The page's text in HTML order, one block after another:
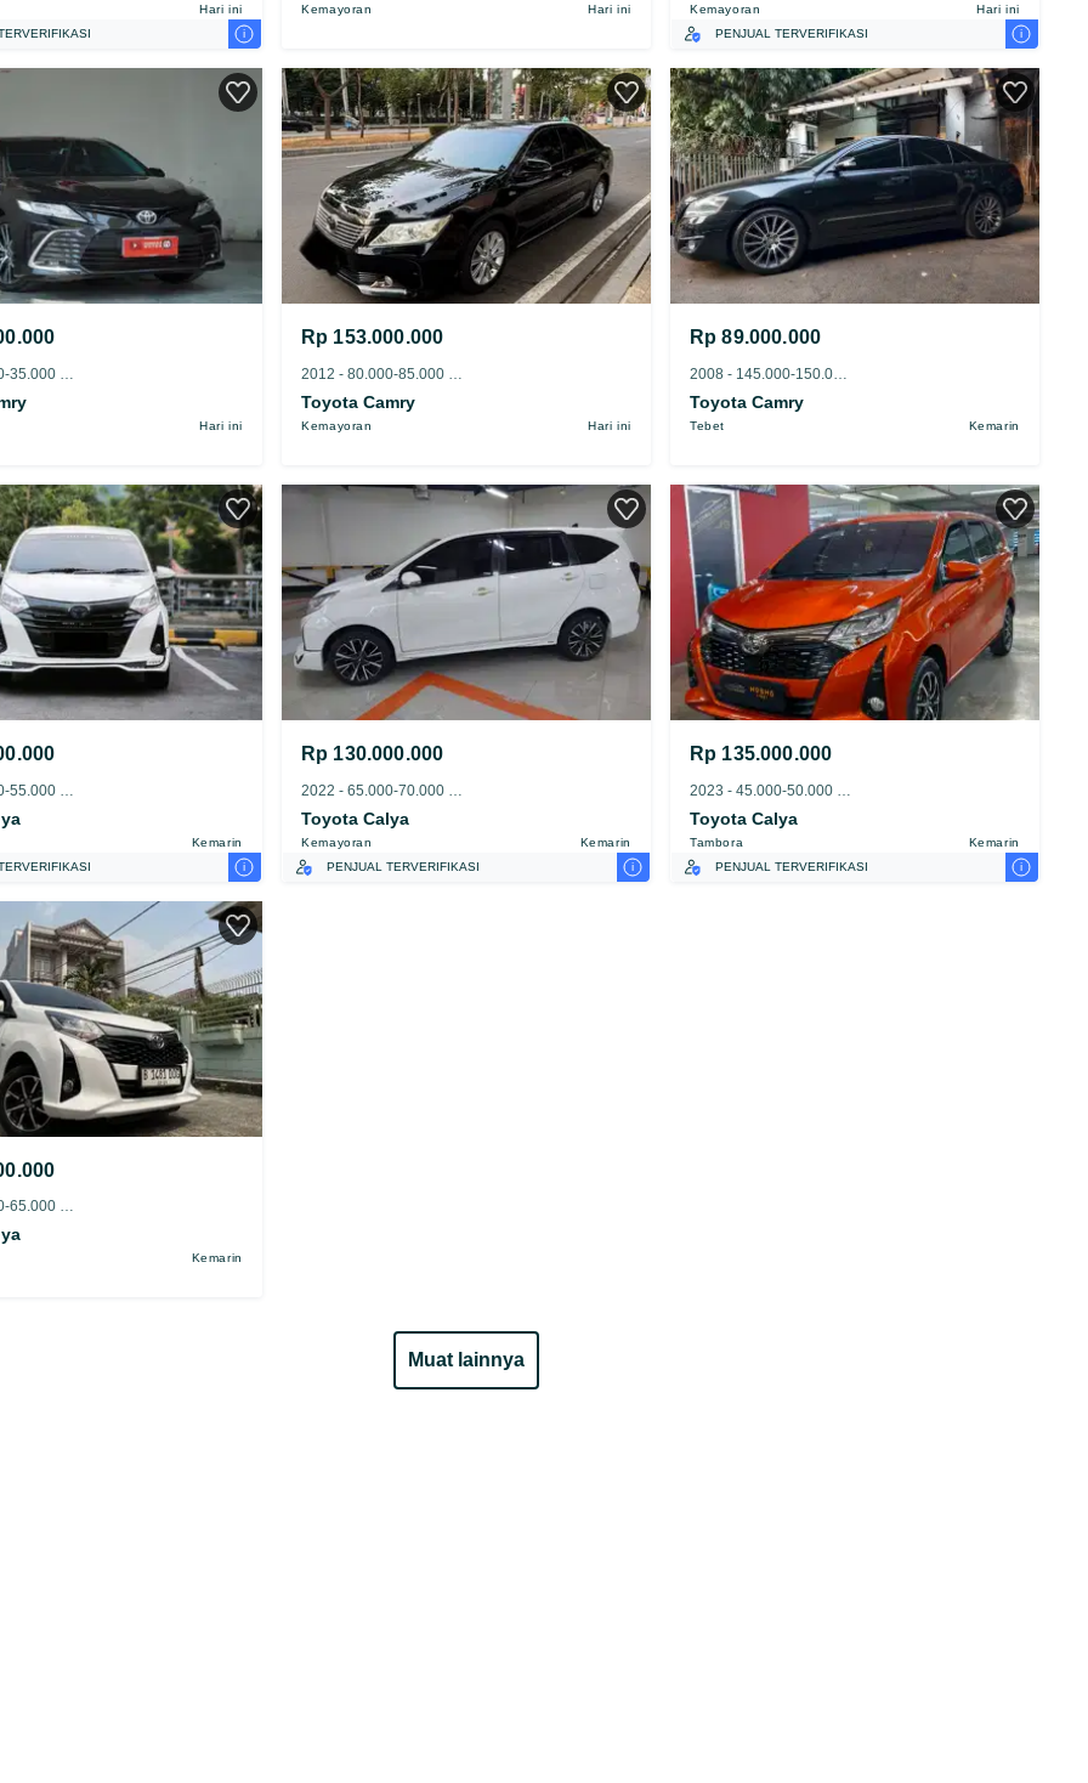
Hari ini
i
Kemayoran Hari ini Kemayoran
Hari ini
PENJUAL TERVERIFIKASI
i
Hari ini
Rp 153.000.000
Toyota Camry
Kemayoran Hari ini
Rp 89.000.000
2008 - 145.000-150.000 km
Toyota Camry
Tebet Kemarin
Kemarin
i
Rp 130.000.000
Toyota Calya
Kemayoran
Kemarin
PENJUAL TERVERIFIKASI
i
Rp 135.000.000
Toyota Calya
Tambora
Kemarin
PENJUAL TERVERIFIKASI
i
2023 - 60.000-65.000 km
Kemarin
muat lainnya